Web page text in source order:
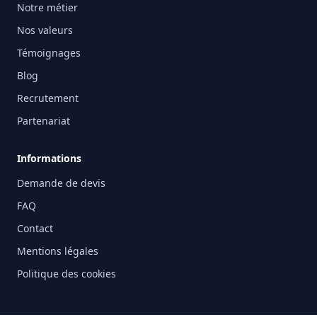
Notre métier
Nos valeurs
Témoignages
Blog
Recrutement
Partenariat
Informations
Demande de devis
FAQ
Contact
Mentions légales
Politique des cookies